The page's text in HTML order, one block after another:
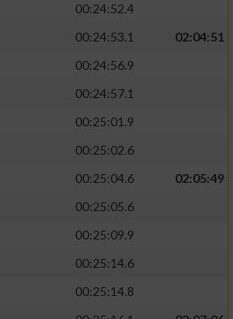
00:24:52.4
00:24:53.1
02:04:51
00:24:56.9
00:24:57.1
00:25:01.9
00:25:02.6
00:25:04.6
02:05:49
00:25:05.6
00:25:09.9
00:25:14.6
00:25:14.8